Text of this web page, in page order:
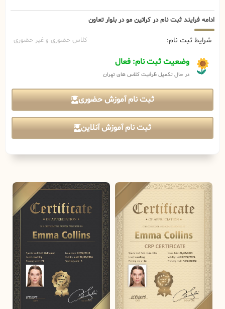
ادامه فرایند ثبت نام در کراتین مو در بلوار تعاون
شرایط ثبت نام: کلاس حضوری و غیر حضوری
وضعیت ثبت نام: فعال
در حال تکمیل ظرفیت کلاس های تهران
ثبت نام آموزش حضوری
ثبت نام آموزش آنلاین